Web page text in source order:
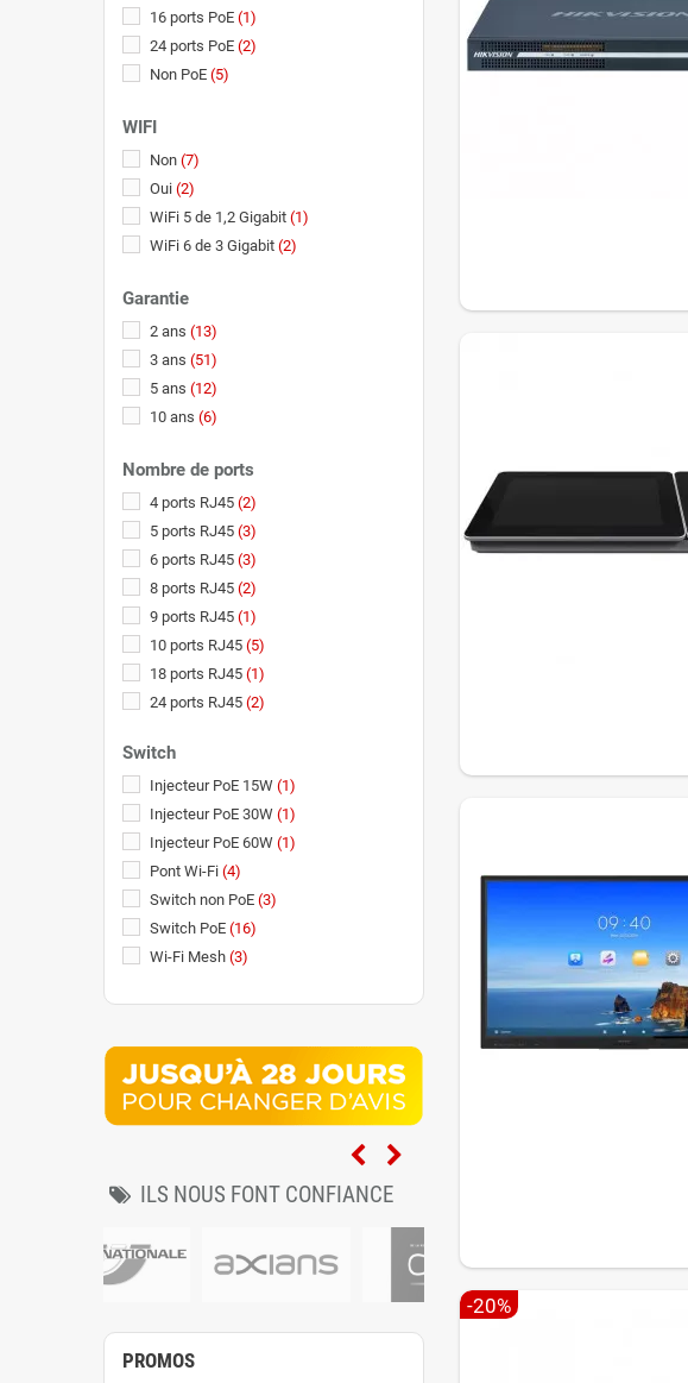
-20%
16 ports PoE (1)
24 ports PoE (2)
Non PoE (5)
WIFI
Non (7)
Oui (2)
WiFi 5 de 1,2 Gigabit (1)
WiFi 6 de 3 Gigabit (2)
Garantie
2 ans (13)
3 ans (51)
5 ans (12)
10 ans (6)
Nombre de ports
4 ports RJ45 (2)
5 ports RJ45 (3)
6 ports RJ45 (3)
8 ports RJ45 (2)
9 ports RJ45 (1)
10 ports RJ45 (5)
18 ports RJ45 (1)
24 ports RJ45 (2)
Switch
Injecteur PoE 15W (1)
Injecteur PoE 30W (1)
Injecteur PoE 60W (1)
Pont Wi-Fi (4)
Switch non PoE (3)
Switch PoE (16)
Wi-Fi Mesh (3)
ILS NOUS FONT CONFIANCE
PROMOS